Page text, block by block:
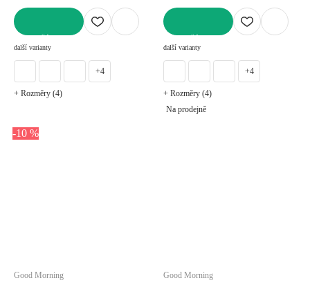
další varianty
+4
+ Rozměry (4)
další varianty
+4
+ Rozměry (4)
Na prodejně
-10 %
Good Morning Good Morning